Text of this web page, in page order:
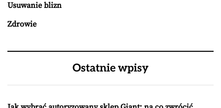
Usuwanie blizn
Zdrowie
Ostatnie wpisy